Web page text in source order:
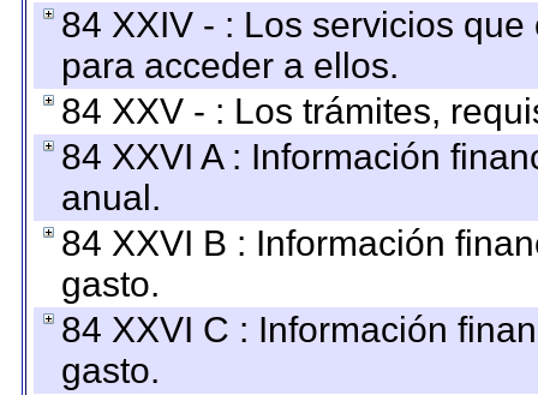
84 XXIV - : Los servicios
para acceder a ellos.
84 XXV - : Los trámites,
84 XXVI A : Información
anual.
84 XXVI B : Información
gasto.
84 XXVI C : Información
gasto.